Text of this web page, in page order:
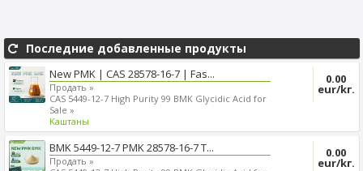
Последние добавленные продукты
New PMK | CAS 28578-16-7 | Fas...
Продать »
CAS 5449-12-7 High Purity 99 BMK Glycidic Acid for
Sale »
Kаштаны
0.00
eur/kг.
BMK 5449-12-7 PMK 28578-16-7 T...
Продать »
0.00
eur/kг.